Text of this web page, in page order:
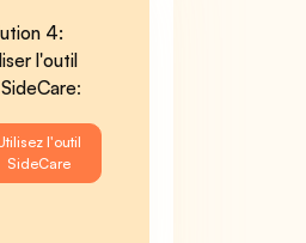
4:
l'outil
:
l'outil
SideCare